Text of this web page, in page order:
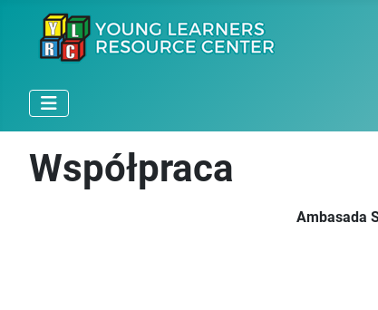
Współpraca
Ambasada